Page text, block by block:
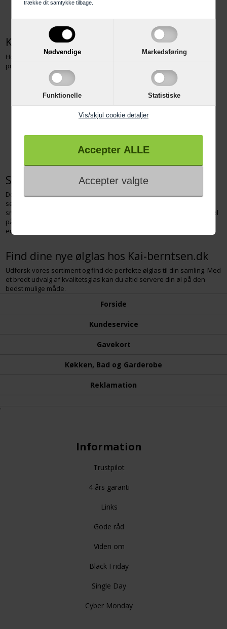
trække dit samtykke tilbage.
Nødvendige Markedsføring
Funktionelle Statistiske
Vis/skjul cookie detaljer
Stout- og porter-glas – Ideelle til mørke øl, hvor aroma og fylde
Kvalitet fra førende producenter
Hos Kai-berntsen.dk fører vi ølglas fra nogle af de mest anerkendte
producenter. Her finder du blandt andet glas fra:
Eva Solo – Elegant og tidløst design, perfekt til den moderne
hjemmebar.
Luigi Bormioli – Italiensk kvalitet og innovation, der kombinerer
stil og funktionalitet.
brugervenlighed.
Rosendahl Grand Cru – Klassiske glas med enkle linjer og høj
Skab den ultimative servering af øl
Det rette ølglas gør en forskel for hele drikkeoplevelsen. Når du
serverer øl i et glas, der er designet til netop den øltype, fremhæves
smagen og duften optimalt. Vores udvalg sikrer, at du kan nyde din øl
på bedste vis – uanset om det er en hyggelig aften derhjemme eller
en festlig anledning.
Find dine nye ølglas hos Kai-berntsen.dk
Udforsk vores sortiment og find de perfekte ølglas til din samling. Med
et bredt udvalg af kvalitetsglas kan du altid servere din øl på den
bedst mulige måde.
Forside
Kundeservice
Gavekort
Køkken, Bad og Garderobe
Reklamation
Information
Trustpilot
4 års garanti
Links
Gode råd
Viden om
Black Friday
Single Day
Cyber Monday
.